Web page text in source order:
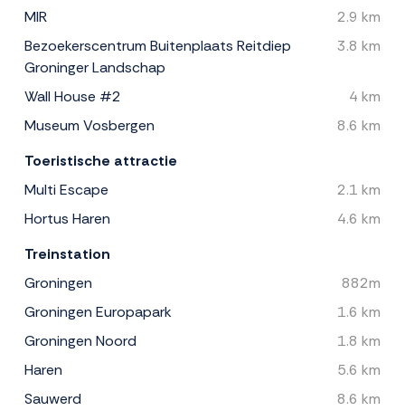
MIR
2.9 km
Bezoekerscentrum Buitenplaats Reitdiep
Groninger Landschap
3.8 km
Wall House #2
4 km
Museum Vosbergen
8.6 km
Toeristische attractie
Multi Escape
2.1 km
Hortus Haren
4.6 km
Treinstation
Groningen
882m
Groningen Europapark
1.6 km
Groningen Noord
1.8 km
Haren
5.6 km
Sauwerd
8.6 km